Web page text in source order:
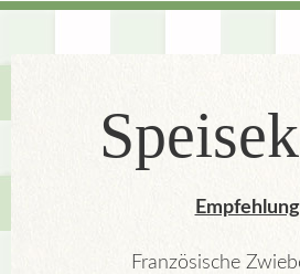
Empfehlung
Französische